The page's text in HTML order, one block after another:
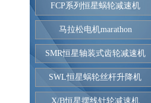
FCP系列恒星蜗轮减速机
马拉松电机marathon
SMR恒星轴装式齿轮减速机
SWL恒星蜗轮丝杆升降机
X/B恒星摆线针轮减速机